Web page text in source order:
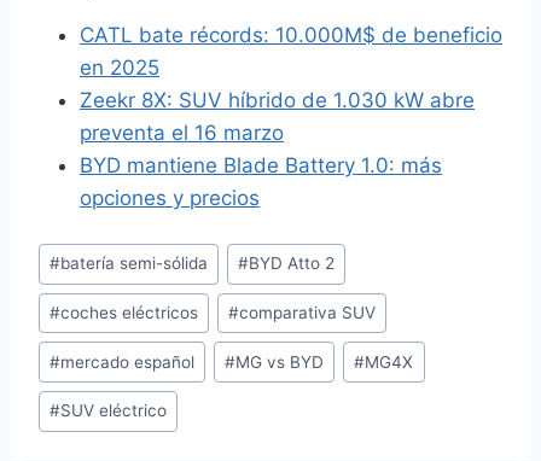
CATL bate récords: 10.000M$ de beneficio
en 2025
Zeekr 8X: SUV híbrido de 1.030 kW abre
preventa el 16 marzo
BYD mantiene Blade Battery 1.0: más
opciones y precios
Etiquetas
de
la
entrada:
#batería semi-sólida #BYD Atto 2
#coches eléctricos #comparativa SUV
#mercado español #MG vs BYD #MG4X
#SUV eléctrico